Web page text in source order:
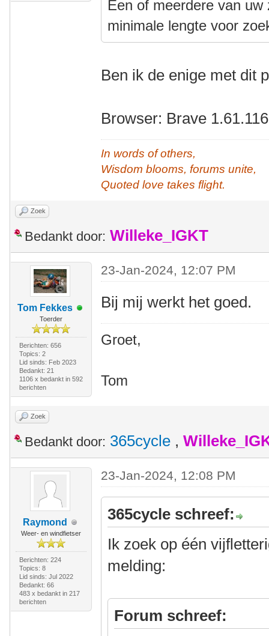
Een of meerdere van
minimale lengte voor
Ben ik de enige met dit
Browser: Brave
In words of others,
Wisdom blooms, forums unite,
Quoted love takes flight.
Zoek
Bedankt door: Willeke_IGKT
Tom Fekkes
Toerder
Berichten: 656
Topics: 2
Lid sinds: Feb 2023
Bedankt: 21
1106 x bedankt in 592
berichten
23-Jan-2024, 12:07 PM
Bij mij werkt het goed.
Groet,
Tom
Zoek
Bedankt door: 365cycle ,
Raymond
Weer- en windfietser
Berichten: 224
Topics: 8
Lid sinds: Jul 2022
Bedankt: 66
483 x bedankt in 217
berichten
23-Jan-2024, 12:08 PM
365cycle schreef:
Ik zoek op één
melding:
Forum schreef: